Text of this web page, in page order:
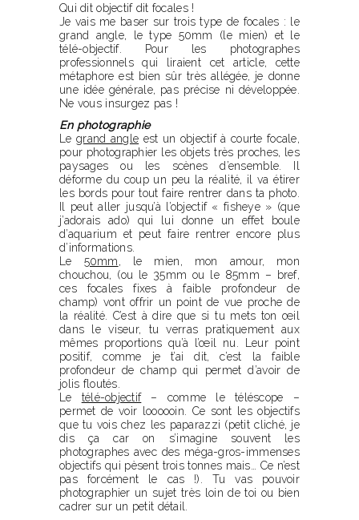
Qui dit objectif dit focales !
Je vais me baser sur trois type de focales : le
grand angle, le type 50mm (le mien) et le
télé-objectif. Pour les photographes
professionnels qui liraient cet article, cette
métaphore est bien sûr très allégée, je donne
une idée générale, pas précise ni développée.
Ne vous insurgez pas !
En photographie
Le grand angle est un objectif à courte focale,
pour photographier les objets très proches, les
paysages ou les scènes d’ensemble. Il
déforme du coup un peu la réalité, il va étirer
les bords pour tout faire rentrer dans ta photo.
Il peut aller jusqu’à l’objectif « fisheye » (que
j’adorais ado) qui lui donne un effet boule
d’aquarium et peut faire rentrer encore plus
d’informations.
Le 50mm, le mien, mon amour, mon
chouchou, (ou le 35mm ou le 85mm – bref,
ces focales fixes à faible profondeur de
champ) vont offrir un point de vue proche de
la réalité. C’est à dire que si tu mets ton œil
dans le viseur, tu verras pratiquement aux
mêmes proportions qu’à l’œil nu. Leur point
positif, comme je t’ai dit, c’est la faible
profondeur de champ qui permet d’avoir de
jolis floutés.
Le télé-objectif– comme le téléscope –
permet de voir loooooin. Ce sont les objectifs
que tu vois chez les paparazzi (petit cliché, je
dis ça car on s’imagine souvent les
photographes avec des méga-gros-immenses
objectifs qui pèsent trois tonnes mais… Ce n’est
pas forcément le cas !). Tu vas pouvoir
photographier un sujet très loin de toi ou bien
cadrer sur un petit détail.